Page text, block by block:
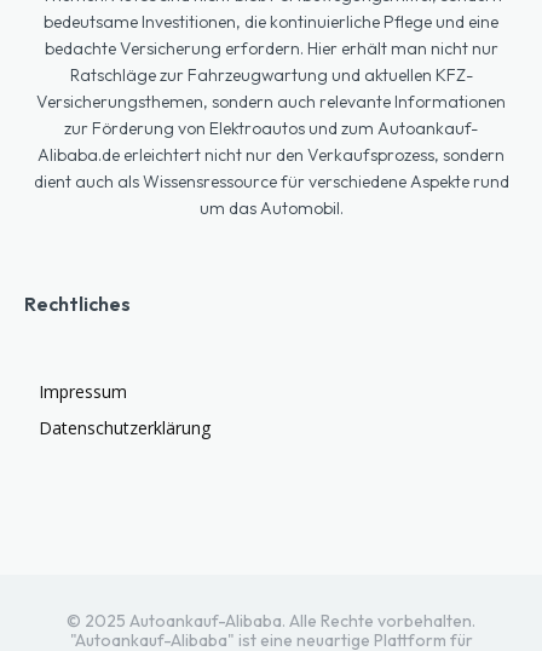
bedeutsame Investitionen, die kontinuierliche Pflege und eine
bedachte Versicherung erfordern. Hier erhält man nicht nur
Ratschläge zur Fahrzeugwartung und aktuellen KFZ-
Versicherungsthemen, sondern auch relevante Informationen
zur Förderung von Elektroautos und zum Autoankauf-
Alibaba.de erleichtert nicht nur den Verkaufsprozess, sondern
dient auch als Wissensressource für verschiedene Aspekte rund
um das Automobil.
Rechtliches
Impressum
Datenschutzerklärung
© 2025 Autoankauf-Alibaba. Alle Rechte vorbehalten.
"Autoankauf-Alibaba" ist eine neuartige Plattform für